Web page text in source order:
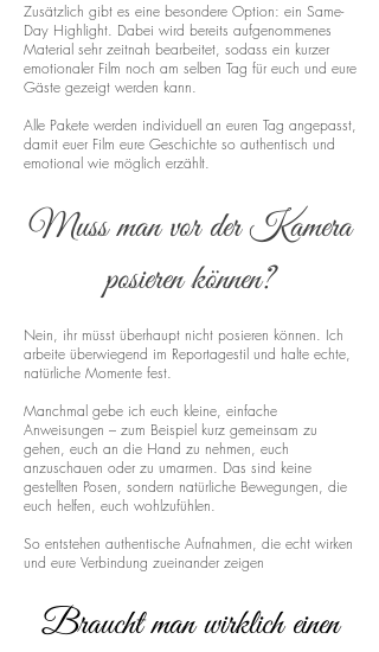
Zusätzlich gibt es eine besondere Option: ein Same-
Day Highlight. Dabei wird bereits aufgenommenes
Material sehr zeitnah bearbeitet, sodass ein kurzer
emotionaler Film noch am selben Tag für euch und eure
Gäste gezeigt werden kann.
Alle Pakete werden individuell an euren Tag angepasst,
damit euer Film eure Geschichte so authentisch und
emotional wie möglich erzählt.
Muss man vor der Kamera
posieren können?
Nein, ihr müsst überhaupt nicht posieren können. Ich
arbeite überwiegend im Reportagestil und halte echte,
natürliche Momente fest.
Manchmal gebe ich euch kleine, einfache
Anweisungen – zum Beispiel kurz gemeinsam zu
gehen, euch an die Hand zu nehmen, euch
anzuschauen oder zu umarmen. Das sind keine
gestellten Posen, sondern natürliche Bewegungen, die
euch helfen, euch wohlzufühlen.
So entstehen authentische Aufnahmen, die echt wirken
und eure Verbindung zueinander zeigen
Braucht man wirklich einen